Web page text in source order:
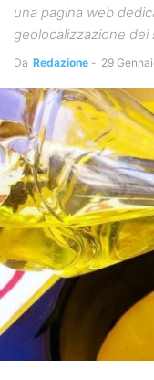
una pagina web
geolocalizzazione dei
Da Redazione - 29